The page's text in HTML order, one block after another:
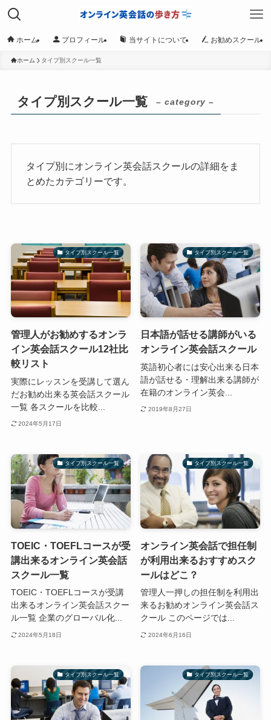
ホーム プロフィール 当サイトについて お勧めスクール
ホーム タイプ別スクール一覧
タイプ別スクール一覧 – category –
タイプ別にオンライン英会話スクールの詳細をま
とめたカテゴリーです。
タイプ別スクール一覧
管理人がお勧めするオンラ
イン英会話スクール12社比
較リスト
実際にレッスンを受講して選ん
だお勧め出来る英会話スクール
一覧 各スクールを比較...
2024年5月17日
タイプ別スクール一覧
日本語が話せる講師がいる
オンライン英会話スクール
英語初心者には安心出来る日本
語が話せる・理解出来る講師が
在籍のオンライン英会...
2019年8月27日
タイプ別スクール一覧
TOEIC・TOEFLコースが受
講出来るオンライン英会話
スクール一覧
TOEIC・TOEFLコースが受講
出来るオンライン英会話スクー
ル一覧 企業のグローバル化...
2024年5月18日
タイプ別スクール一覧
オンライン英会話で担任制
が利用出来るおすすめスク
ールはどこ？
管理人一押しの担任制を利用出
来るお勧めオンライン英会話ス
クール このページでは...
2024年6月16日
タイプ別スクール一覧 タイプ別スクール一覧